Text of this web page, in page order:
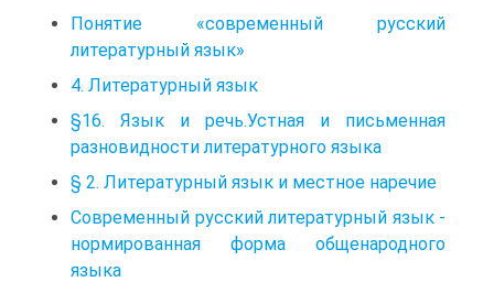
Понятие «современный русский
литературный язык»
4. Литературный язык
§16. Язык и речь.Устная и письменная
разновидности литературного языка
§ 2. Литературный язык и местное наречие
Современный русский литературный язык -
нормированная форма общенародного
языка